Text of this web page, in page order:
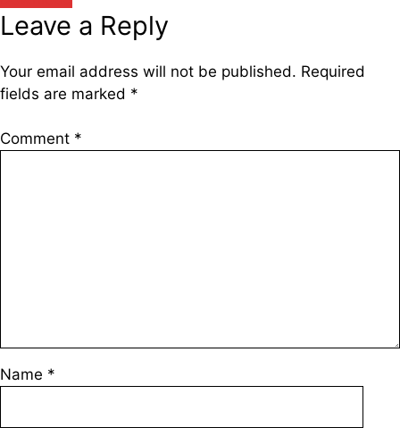
Leave a Reply
Your email address will not be published. Required
fields are marked *
Comment *
Name *